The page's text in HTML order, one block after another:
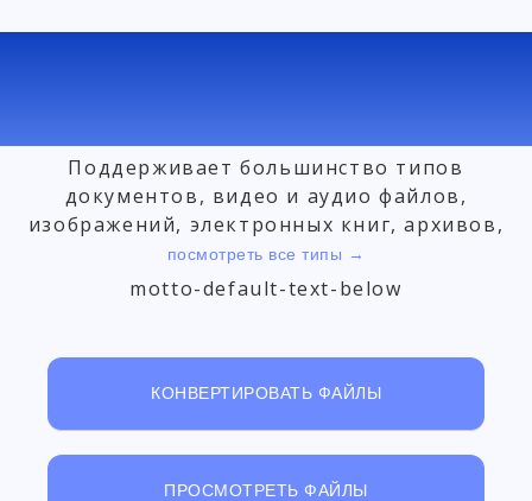
Поддерживает большинство типов
документов, видео и аудио файлов,
изображений, электронных книг, архивов,
посмотреть все типы →
motto-default-text-below
КОНВЕРТИРОВАТЬ ФАЙЛЫ
ПРОСМОТРЕТЬ ФАЙЛЫ